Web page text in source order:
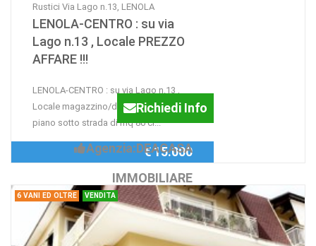
Rustici Via Lago n.13, LENOLA
LENOLA-CENTRO : su via
Lago n.13 , Locale PREZZO
AFFARE !!!
LENOLA-CENTRO : su via Lago n.13 ,
Locale magazzino/deposito posto al
piano sotto strada di mq 80 ci...
Richiedi Info
Agenzia:DEACASA
IMMOBILIARE
€ 15.000
6 VANI ED OLTRE VENDITA